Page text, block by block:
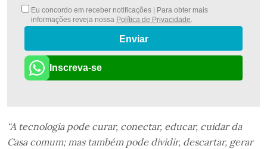
Eu concordo em receber notificações | Para obter mais
informações reveja nossa Política de Privacidade.
Enviar
Inscreva-se
“A tecnologia pode curar, conectar, educar, cuidar da
Casa comum; mas também pode dividir, descartar, gerar